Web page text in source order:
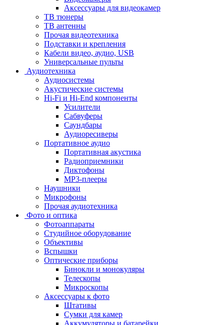
Аксессуары для видеокамер
ТВ тюнеры
ТВ антенны
Прочая видеотехника
Подставки и крепления
Кабели видео, аудио, USB
Универсальные пульты
Аудиотехника
Аудиосистемы
Акустические системы
Hi-Fi и Hi-End компоненты
Усилители
Сабвуферы
Саундбары
Аудиоресиверы
Портативное аудио
Портативная акустика
Радиоприемники
Диктофоны
MP3-плееры
Наушники
Микрофоны
Прочая аудиотехника
Фото и оптика
Фотоаппараты
Cтудийное оборудование
Объективы
Вспышки
Оптические приборы
Бинокли и монокуляры
Телескопы
Микроскопы
Аксессуары к фото
Штативы
Сумки для камер
Аккумуляторы и батарейки